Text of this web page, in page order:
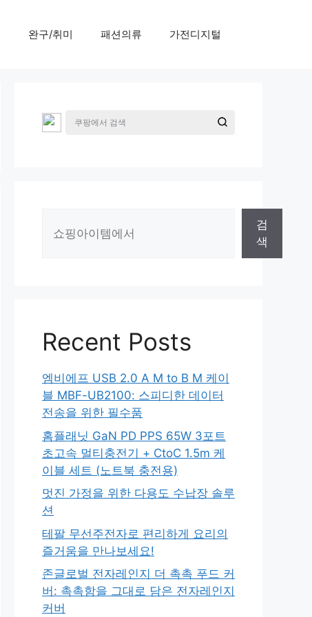
완구/취미 패션의류 가전디지털
검
색
Recent Posts
엠비에프 USB 2.0 A M to B M 케이
블 MBF-UB2100: 스피디한 데이터
전송을 위한 필수품
홈플래닛 GaN PD PPS 65W 3포트
초고속 멀티충전기 + CtoC 1.5m 케
이블 세트 (노트북 충전용)
멋진 가정을 위한 다용도 수납장 솔루
션
테팔 무선주전자로 편리하게 요리의
즐거움을 만나보세요!
존글로벌 전자레인지 더 촉촉 푸드 커
버: 촉촉함을 그대로 담은 전자레인지
커버